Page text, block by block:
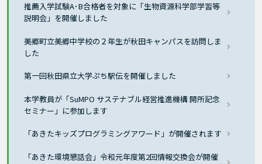
推薦入学試験A･B合格者を対象に「生物資源科学部学習等
説明会」を開催しました
美郷町立美郷中学校の２年生が秋田キャンパスを訪問しま
した
第一回秋田県立大学ぷち駅伝を開催しました
本学教員が「SuMPO サステナブル経営推進機構 開所記念
セミナー」に参加します
「あきたキッズプログラミングアワード」が開催されます
「あきた環境懇話会」令和元年度第2回情報交換会が開催